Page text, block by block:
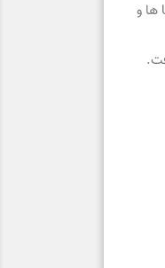
سیستم هشدار قطع برق پاردیک ؛ امکان پایش همزمان وضعیت چندین UPS مجزا و هم چنین برق اصلی را داشته و قادر است به محض بروز اختلال در عملکرد هر کدام از UPS ها و